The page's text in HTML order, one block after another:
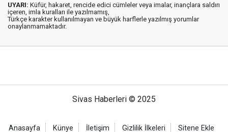
UYARI: Küfür, hakaret, rencide edici cümleler veya imalar, inançlara saldırı
içeren, imla kuralları ile yazılmamış,
Türkçe karakter kullanılmayan ve büyük harflerle yazılmış yorumlar
onaylanmamaktadır.
Sivas Haberleri © 2025
Anasayfa Künye İletişim Gizlilik İlkeleri Sitene Ekle